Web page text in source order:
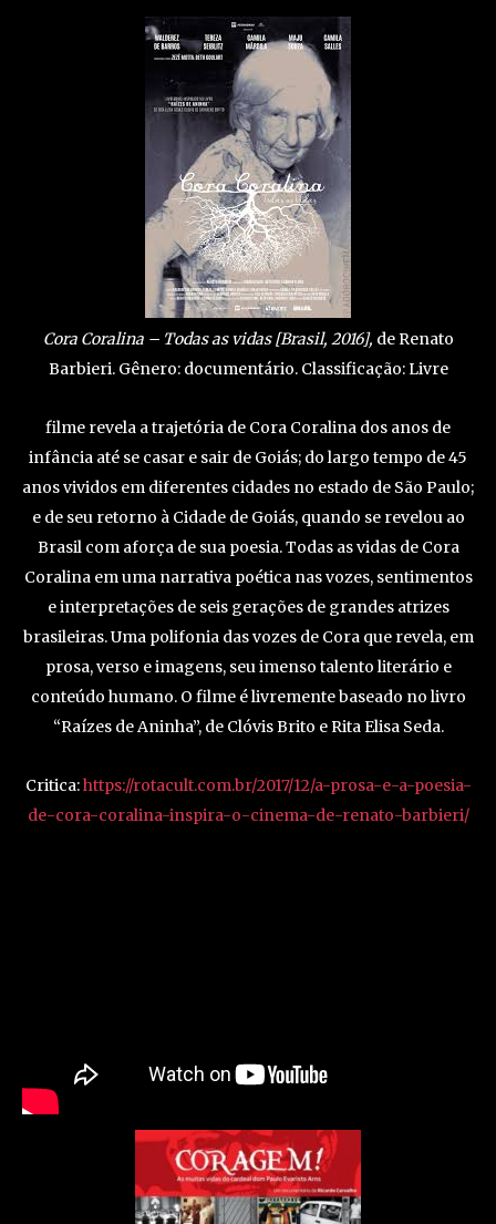
Cora Coralina – Todas as vidas [Brasil, 2016], de Renato
Barbieri. Gênero: documentário. Classificação: Livre
filme revela a trajetória de Cora Coralina dos anos de
infância até se casar e sair de Goiás; do largo tempo de 45
anos vividos em diferentes cidades no estado de São Paulo;
e de seu retorno à Cidade de Goiás, quando se revelou ao
Brasil com aforça de sua poesia. Todas as vidas de Cora
Coralina em uma narrativa poética nas vozes, sentimentos
e interpretações de seis gerações de grandes atrizes
brasileiras. Uma polifonia das vozes de Cora que revela, em
prosa, verso e imagens, seu imenso talento literário e
conteúdo humano. O filme é livremente baseado no livro
“Raízes de Aninha”, de Clóvis Brito e Rita Elisa Seda.
Critica:https://rotacult.com.br/2017/12/a-prosa-e-a-poesia-
de-cora-coralina-inspira-o-cinema-de-renato-barbieri/